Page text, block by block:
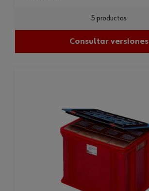
5 productos
Consultar versiones